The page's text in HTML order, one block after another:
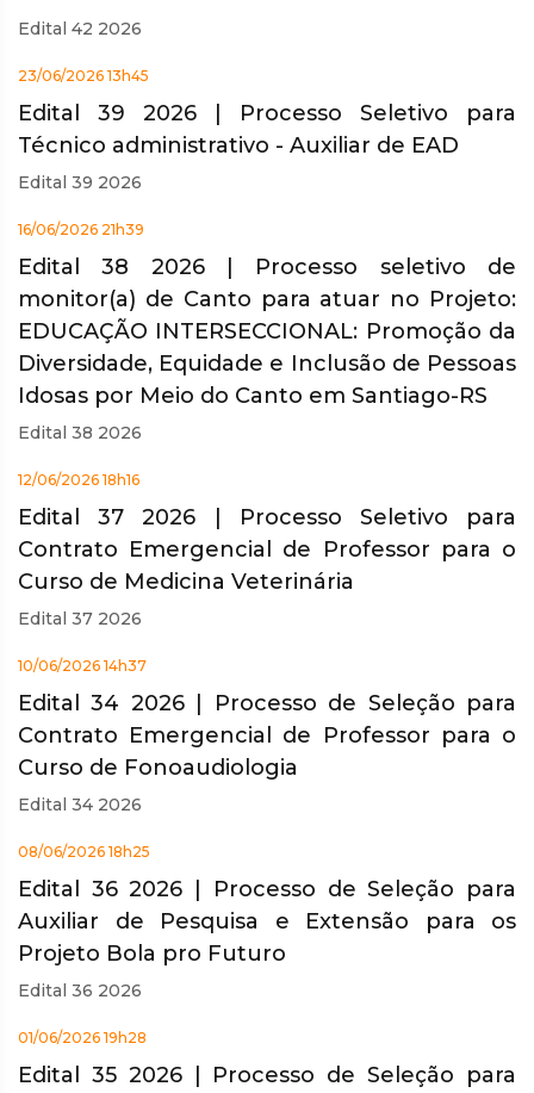
Edital 42 2026
23/06/2026 13h45
Edital 39 2026 | Processo Seletivo para
Técnico administrativo - Auxiliar de EAD
Edital 39 2026
16/06/2026 21h39
Edital 38 2026 | Processo seletivo de
monitor(a) de Canto para atuar no Projeto:
EDUCAÇÃO INTERSECCIONAL: Promoção da
Diversidade, Equidade e Inclusão de Pessoas
Idosas por Meio do Canto em Santiago-RS
Edital 38 2026
12/06/2026 18h16
Edital 37 2026 | Processo Seletivo para
Contrato Emergencial de Professor para o
Curso de Medicina Veterinária
Edital 37 2026
10/06/2026 14h37
Edital 34 2026 | Processo de Seleção para
Contrato Emergencial de Professor para o
Curso de Fonoaudiologia
Edital 34 2026
08/06/2026 18h25
Edital 36 2026 | Processo de Seleção para
Auxiliar de Pesquisa e Extensão para os
Projeto Bola pro Futuro
Edital 36 2026
01/06/2026 19h28
Edital 35 2026 | Processo de Seleção para